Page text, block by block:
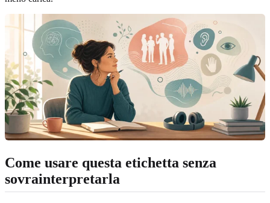
Come usare questa etichetta senza
sovrainterpretarla